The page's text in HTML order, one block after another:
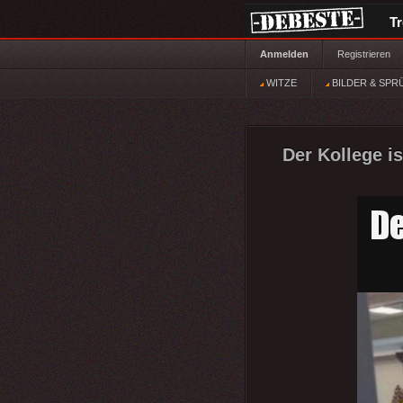
Anmelden Registrieren
WITZE BILDER &
Der Kollege